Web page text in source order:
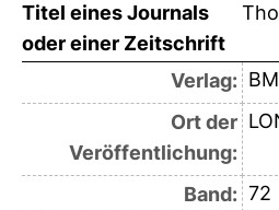
Titel eines Journals
oder einer Zeitschrift
Verlag:
Ort der
Veröffentlichung:
Band: 72